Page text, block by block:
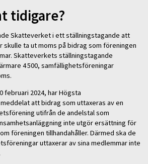
tidigare?
Skatteverket i ett ställningstagande att
ta ut moms på bidrag som föreningen
Skatteverkets ställningstagande
4 500, samfällighetsföreningar
februari 2024, har Högsta
att bidrag som uttaxeras av en
utifrån de andelstal som
inte utgör ersättning för
föreningen tillhandahåller. Därmed ska de
uttaxerar av sina medlemmar inte